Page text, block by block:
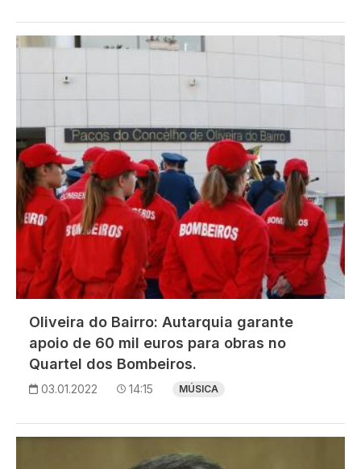
Imagem
Oliveira do Bairro: Autarquia garante
apoio de 60 mil euros para obras no
Quartel dos Bombeiros.
03.01.2022 14:15 MÚSICA